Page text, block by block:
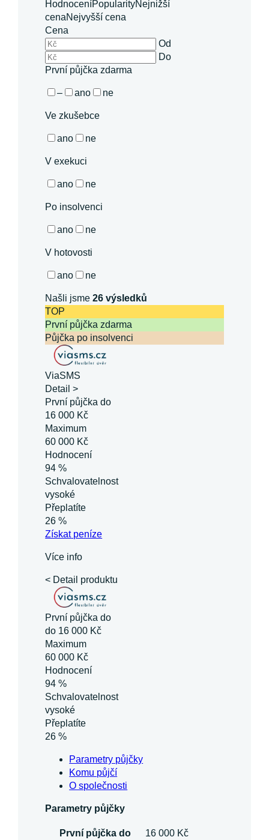
HodnoceníPopularityNejnižší
cenaNejvyšší cena
Cena
Od
Do
První půjčka zdarma
– ano ne
Ve zkušebce
ano ne
V exekuci
ano ne
Po insolvenci
ano ne
V hotovosti
ano ne
Našli jsme26 výsledků
TOP
První půjčka zdarma
Půjčka po insolvenci
ViaSMS
Detail >
První půjčka do
16 000 Kč
Maximum
60 000 Kč
Hodnocení
94 %
Schvalovatelnost
vysoké
Přeplatíte
26 %
Získatpeníze
Více info
< Detail produktu
První půjčka do
do 16 000 Kč
Maximum
60 000 Kč
Hodnocení
94 %
Schvalovatelnost
vysoké
Přeplatíte
26 %
Parametry půjčky
Komu půjčí
O společnosti
Parametry půjčky
První půjčka do
16 000 Kč